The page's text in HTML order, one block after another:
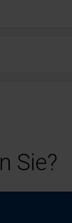
Sie?